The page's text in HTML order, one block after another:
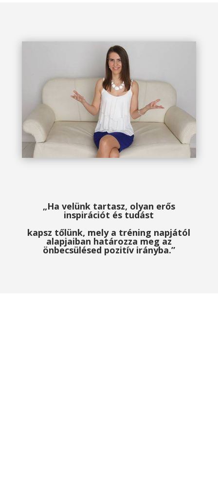
„Ha velünk tartasz, olyan erős
inspirációt és tudást
kapsz tőlünk, mely a tréning napjától
alapjaiban határozza meg az
önbecsülésed pozitív irányba.”